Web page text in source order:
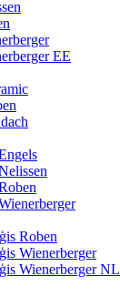
EE
Roben
Wienerberger
Wienerberger NL